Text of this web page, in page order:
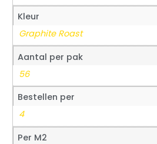
Kleur
Graphite Roast
Aantal per pak
56
Bestellen per
4
Per M2